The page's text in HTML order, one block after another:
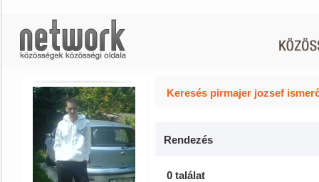
Keresés pirmajer jozsef
Rendezés
0 találat